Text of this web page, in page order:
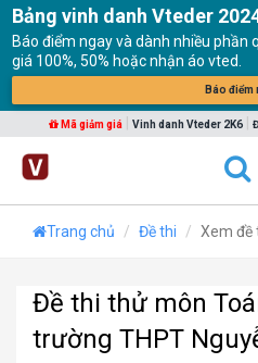
Bảng vinh danh Vteder
Báo điểm ngay và dành nhiều phần
giá 100%, 50% hoặc nhận áo vted.
Báo điểm
Mã giảm giá Vinh danh Vteder 2K6
Trang chủ Đề thi Xem đề
Đề thi thử môn
trường THPT